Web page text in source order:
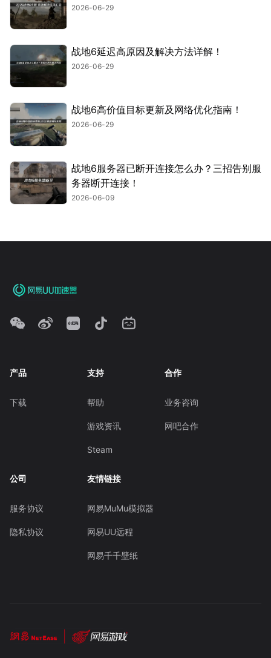
2026-06-29
战地6延迟高原因及解决方法详解！
2026-06-29
战地6高价值目标更新及网络优化指南！
2026-06-29
战地6服务器已断开连接怎么办？三招告别服
务器断开连接！
2026-06-09
产品
下载
支持
帮助
游戏资讯
Steam
合作
业务咨询
网吧合作
公司
服务协议
隐私协议
友情链接
网易MuMu模拟器
网易UU远程
网易千千壁纸